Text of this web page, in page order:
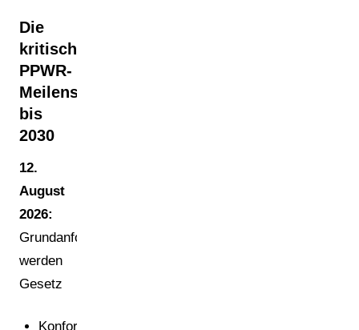
Die
kritischen
PPWR-
Meilensteine
bis
2030
12.
August
2026:
Grundanforderungen
werden
Gesetz
Konformitätserklärungen